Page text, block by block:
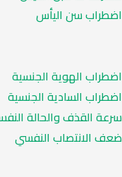
اضطراب سن اليأس
اضطراب الهوية الجنسية
اضطراب السادية الجنسية
سرعة القذف والحالة
ضعف الانتصاب النفسي